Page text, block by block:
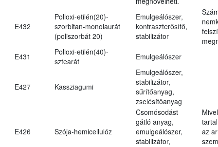
E432
Polioxi-etilén(20)-
szorbitan-monolaurát
(poliszorbát 20)
Emulgeálószer,
kontraszterősítő,
stabilizátor
E431
Polioxi-etilén(40)-
sztearát
Emulgeálószer
E427 Kassziagumi
Emulgeálószer,
stabilizátor,
sűrítőanyag,
zselésítőanyag
E426 Szója-hemicellulóz
Csomósodást
gátló anyag,
emulgeálószer,
stabilizátor,
az